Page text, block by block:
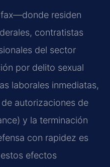
residen
contratistas
del sector
por delito sexual
laborales inmediatas,
autorizaciones de
) y la terminación
con rapidez es
efectos